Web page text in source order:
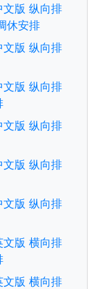
版 纵向排
休安排
版 纵向排
版 纵向排
版 纵向排
版 纵向排
版 纵向排
版 横向排
版 横向排